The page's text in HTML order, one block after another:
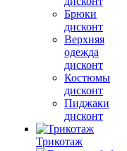
Брюки
дисконт
Верхняя
одежда
дисконт
Костюмы
дисконт
Пиджаки
дисконт
Трикотаж